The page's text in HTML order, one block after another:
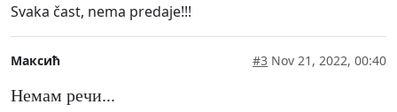
Svaka čast, nema predaje!!!
Максић #3 Nov 21, 2022, 00:40
Немам речи...